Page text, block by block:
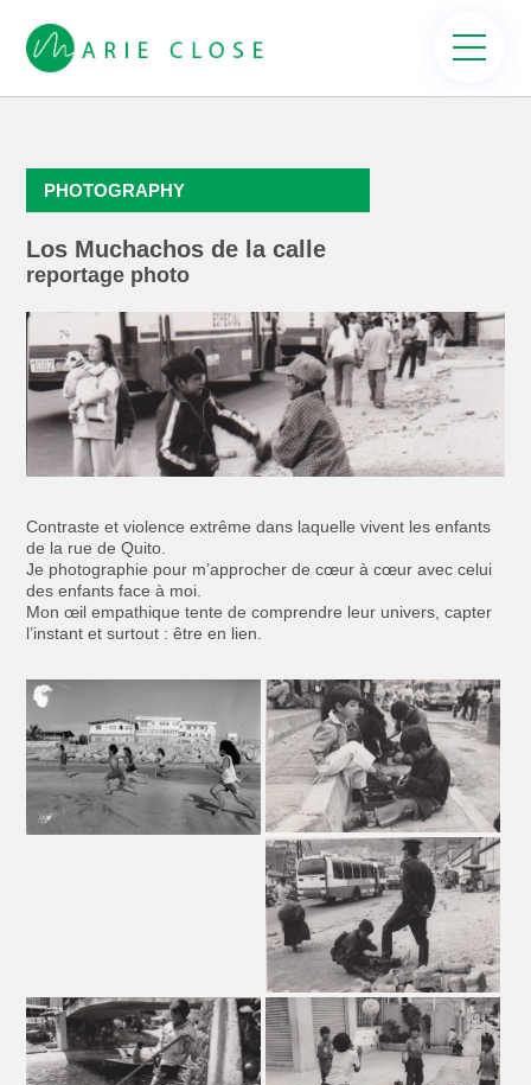
PHOTOGRAPHY
Los Muchachos de la calle
reportage photo
Contraste et violence extrême dans laquelle vivent les enfants
de la rue de Quito.
Je photographie pour m’approcher de cœur à cœur avec celui
des enfants face à moi.
Mon œil empathique tente de comprendre leur univers, capter
l’instant et surtout : être en lien.